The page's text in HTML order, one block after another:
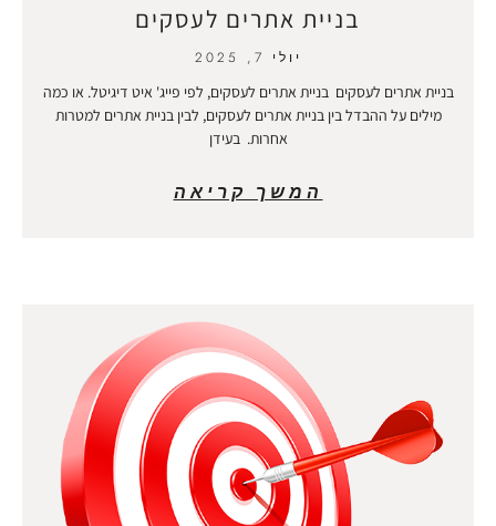
בניית אתרים לעסקים
יולי 7, 2025
בניית אתרים לעסקים בניית אתרים לעסקים, לפי פייג' איט דיגיטל. או כמה
מילים על ההבדל בין בניית אתרים לעסקים, לבין בניית אתרים למטרות
אחרות. בעידן
המשך קריאה